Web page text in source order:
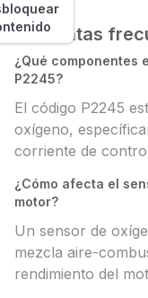
Preguntas
¿Qué componentes
P2245?
El código P2245
oxígeno,
corriente de
¿Cómo afecta el
motor?
Un sensor de
mezcla aire-
rendimiento del